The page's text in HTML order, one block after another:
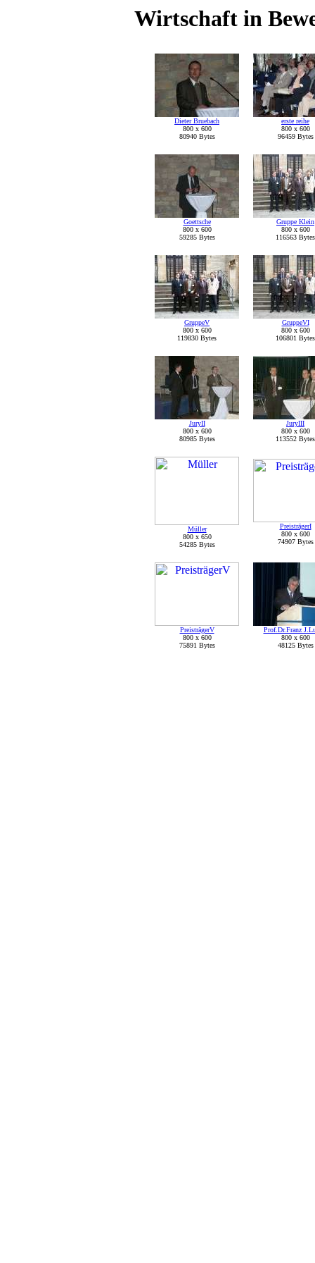
Wirtschaft in
Dieter Bruebach
800 x 600
80940 Bytes
erste reihe
800 x 600
96459 Bytes
Goettsche
800 x 600
59285 Bytes
Gruppe Klein
800 x 600
116563 Bytes
GruppeV
800 x 600
119830 Bytes
GruppeVI
800 x 600
106801 Bytes
JuryII
800 x 600
80985 Bytes
JuryIII
800 x 600
113552 Bytes
Müller
800 x 650
54285 Bytes
PreisträgerI
800 x 600
74907 Bytes
PreisträgerV
800 x 600
75891 Bytes
Prof.Dr.Franz
800 x 600
48125 Bytes